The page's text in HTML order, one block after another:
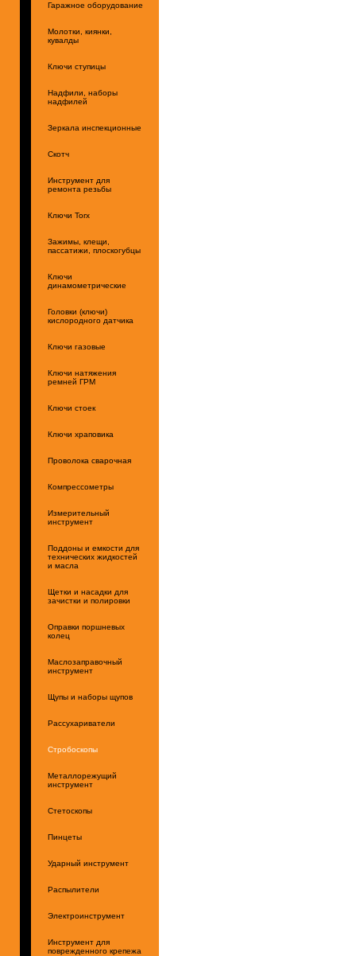
Гаражное оборудование
Молотки, киянки,
кувалды
Ключи ступицы
Надфили, наборы
надфилей
Зеркала инспекционные
Скотч
Инструмент для
ремонта резьбы
Ключи Torx
Зажимы, клещи,
пассатижи, плоскогубцы
Ключи
динамометрические
Головки (ключи)
кислородного датчика
Ключи газовые
Ключи натяжения
ремней ГРМ
Ключи стоек
Ключи храповика
Проволока сварочная
Компрессометры
Измерительный
инструмент
Поддоны и емкости для
технических жидкостей
и масла
Щетки и насадки для
зачистки и полировки
Оправки поршневых
колец
Маслозаправочный
инструмент
Щупы и наборы щупов
Рассухариватели
Стробоскопы
Металлорежущий
инструмент
Стетоскопы
Пинцеты
Ударный инструмент
Распылители
Электроинструмент
Инструмент для
поврежденного крепежа